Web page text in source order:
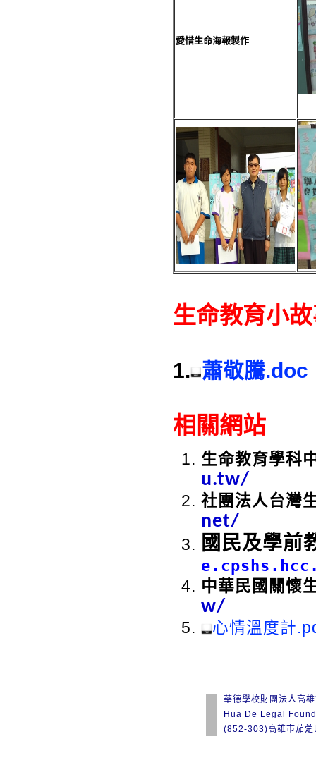
愛惜生命海報製作
生命教育小
1. 蕭敬騰.doc
相關網站
生命教育學科
u.tw/
社團法人台灣
net/
國民及學前
中華民國關懷
w/
心情溫度計
華德學校財團法人高
Hua De Legal
(852-303)高雄市茄